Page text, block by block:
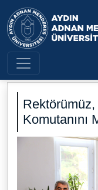
Aydın
Rektörümüz,
Komutanını